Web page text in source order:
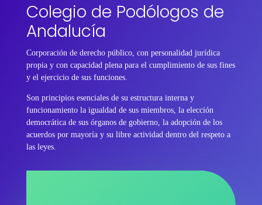
Colegio de Podólogos de
Andalucía
Corporación de derecho público, con personalidad jurídica
propia y con capacidad plena para el cumplimiento de sus fines
y el ejercicio de sus funciones.
Son principios esenciales de su estructura interna y
funcionamiento la igualdad de sus miembros, la elección
democrática de sus órganos de gobierno, la adopción de los
acuerdos por mayoría y su libre actividad dentro del respeto a
las leyes.